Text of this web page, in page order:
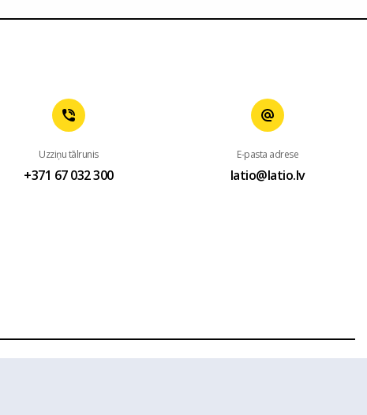
Uzziņu tālrunis
+371 67 032 300
E-pasta adrese
latio@latio.lv
mājas lapas www.latio.lv bez Latio rakstiskas atļaujas. Lapā